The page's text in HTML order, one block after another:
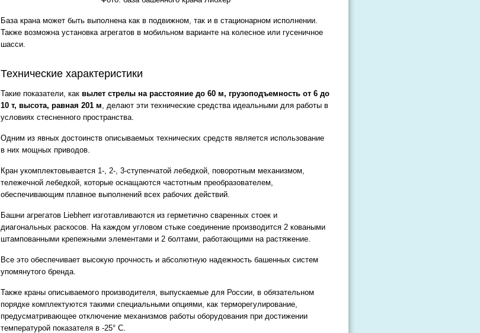
База крана может быть выполнена как в подвижном, так и в стационарном исполнении.
Также возможна установка агрегатов в мобильном варианте на колесное или гусеничное
шасси.
Технические характеристики
Такие показатели, как вылет стрелы на расстояние до 60 м, грузоподъемность от 6 до
10 т, высота, равная 201 м, делают эти технические средства идеальными для работы в
условиях стесненного пространства.
Одним из явных достоинств описываемых технических средств является использование
в них мощных приводов.
Кран укомплектовывается 1-, 2-, 3-ступенчатой лебедкой, поворотным механизмом,
тележечной лебедкой, которые оснащаются частотным преобразователем,
обеспечивающим плавное выполнений всех рабочих действий.
Башни агрегатов Liebherr изготавливаются из герметично сваренных стоек и
диагональных раскосов. На каждом угловом стыке соединение производится 2 коваными
штампованными крепежными элементами и 2 болтами, работающими на растяжение.
Все это обеспечивает высокую прочность и абсолютную надежность башенных систем
упомянутого бренда.
Также краны описываемого производителя, выпускаемые для России, в обязательном
порядке комплектуются такими специальными опциями, как терморегулирование,
предусматривающее отключение механизмов работы оборудования при достижении
температурой показателя в -25° С.